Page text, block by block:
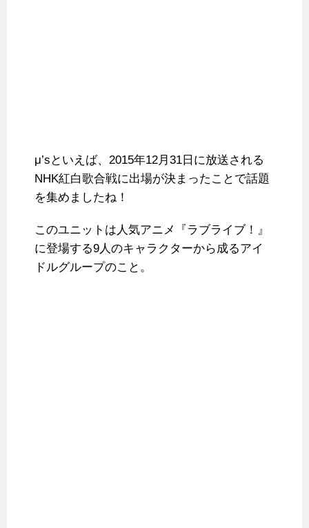
μ’sといえば、2015年12月31日に放送される
NHK紅白歌合戦に出場が決まったことで話題
を集めましたね！
このユニットは人気アニメ『ラブライブ！』
に登場する9人のキャラクターから成るアイ
ドルグループのこと。